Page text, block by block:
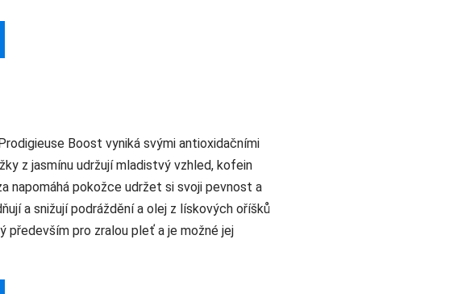
Boost vyniká svými antioxidačními
z jasmínu udržují mladistvý vzhled, kofein
napomáhá pokožce udržet si svoji pevnost a
a snižují podráždění a olej z lískových oříšků
především pro zralou pleť a je možné jej